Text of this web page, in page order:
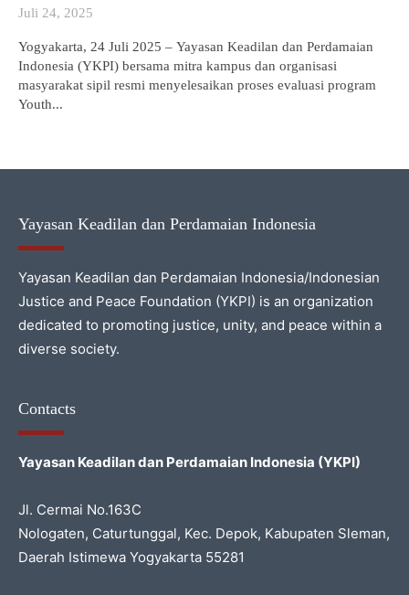
Juli 24, 2025
Yogyakarta, 24 Juli 2025 – Yayasan Keadilan dan Perdamaian
Indonesia (YKPI) bersama mitra kampus dan organisasi
masyarakat sipil resmi menyelesaikan proses evaluasi program
Youth...
Yayasan Keadilan dan Perdamaian Indonesia
Yayasan Keadilan dan Perdamaian Indonesia/Indonesian
Justice and Peace Foundation (YKPI) is an organization
dedicated to promoting justice, unity, and peace within a
diverse society.
Contacts
Yayasan Keadilan dan Perdamaian Indonesia (YKPI)
Jl. Cermai No.163C
Nologaten, Caturtunggal, Kec. Depok, Kabupaten Sleman,
Daerah Istimewa Yogyakarta 55281